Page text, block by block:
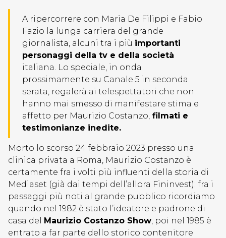
A ripercorrere con Maria De Filippi e Fabio
Fazio la lunga carriera del grande
giornalista, alcuni tra i più importanti
personaggi della tv e della società
italiana. Lo speciale, in onda
prossimamente su Canale 5 in seconda
serata, regalerà ai telespettatori che non
hanno mai smesso di manifestare stima e
affetto per Maurizio Costanzo, filmati e
testimonianze inedite.
Morto lo scorso 24 febbraio 2023 presso una
clinica privata a Roma, Maurizio Costanzo è
certamente fra i volti più influenti della storia di
Mediaset (già dai tempi dell’allora Fininvest): fra i
passaggi più noti al grande pubblico ricordiamo
quando nel 1982 è stato l’ideatore e padrone di
casa del Maurizio Costanzo Show, poi nel 1985 è
entrato a far parte dello storico contenitore